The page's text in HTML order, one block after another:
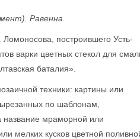
Равенна.
построившего Усть-
варки цветных стекол для
баталия».
техники: картины или
по шаблонам,
название мраморной или
мелких кусков цветной